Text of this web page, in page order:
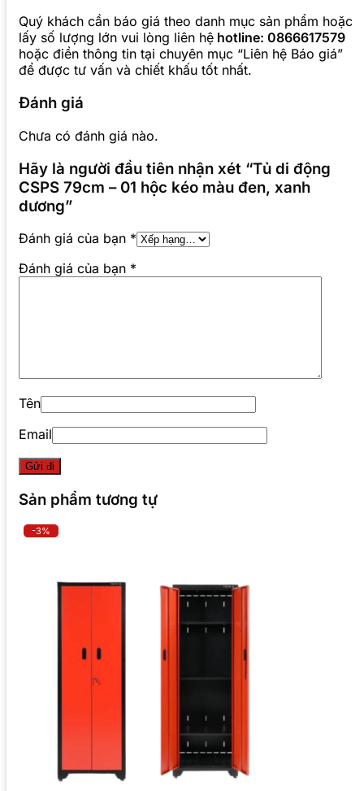
Quý khách cần báo giá theo danh mục sản phẩm hoặc
lấy số lượng lớn vui lòng liên hệ hotline: 0866617579
hoặc điền thông tin tại chuyên mục “Liên hệ Báo giá”
để được tư vấn và chiết khấu tốt nhất.
Đánh giá
Chưa có đánh giá nào.
Hãy là người đầu tiên nhận xét “Tủ di động
CSPS 79cm – 01 hộc kéo màu đen, xanh
dương”
Đánh giá của bạn *
Đánh giá của bạn *
Tên
Email
Sản phẩm tương tự
-3%